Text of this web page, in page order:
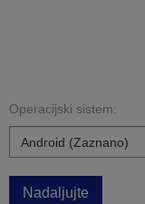
Operacijski sistem:
Nadaljujte